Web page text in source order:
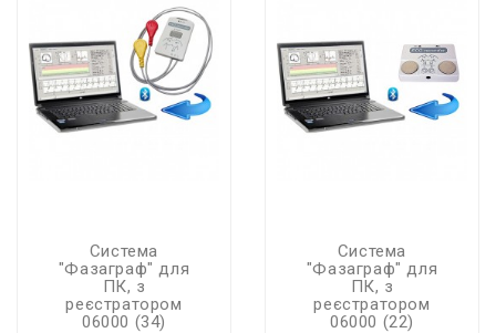
Система
"Фазаграф" для
ПК, з
реєстратором
06000 (34)
Система
"Фазаграф" для
ПК, з
реєстратором
06000 (22)